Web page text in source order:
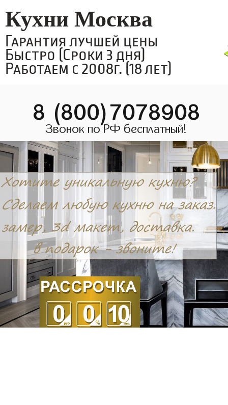
Кухни Москва
Гарантия лучшей цены
Быстро (Сроки 3 дня)
Работаем с 2008г. (18 лет)
8 (800)7078908
Звонок по РФ бесплатный!